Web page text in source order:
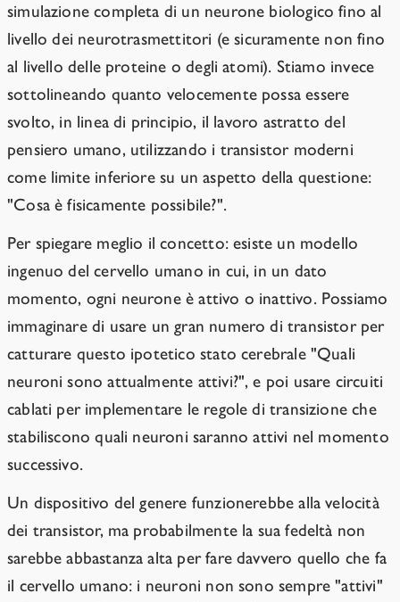
simulazione completa di un neurone biologico fino al
livello dei neurotrasmettitori (e sicuramente non fino
al livello delle proteine o degli atomi). Stiamo invece
sottolineando quanto velocemente possa essere
svolto, in linea di principio, il lavoro astratto del
pensiero umano, utilizzando i transistor moderni
come limite inferiore su un aspetto della questione:
"Cosa è fisicamente possibile?".
Per spiegare meglio il concetto: esiste un modello
ingenuo del cervello umano in cui, in un dato
momento, ogni neurone è attivo o inattivo. Possiamo
immaginare di usare un gran numero di transistor per
catturare questo ipotetico stato cerebrale "Quali
neuroni sono attualmente attivi?", e poi usare circuiti
cablati per implementare le regole di transizione che
stabiliscono quali neuroni saranno attivi nel momento
successivo.
Un dispositivo del genere funzionerebbe alla velocità
dei transistor, ma probabilmente la sua fedeltà non
sarebbe abbastanza alta per fare davvero quello che fa
il cervello umano: i neuroni non sono sempre "attivi"